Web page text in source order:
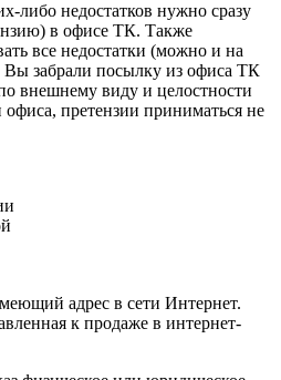
либо недостатков нужно сразу
в офисе ТК. Также
все недостатки (можно и на
забрали посылку из офиса ТК
внешнему виду и целостности
претензии приниматься не
адрес в сети Интернет.
к продаже в интернет-